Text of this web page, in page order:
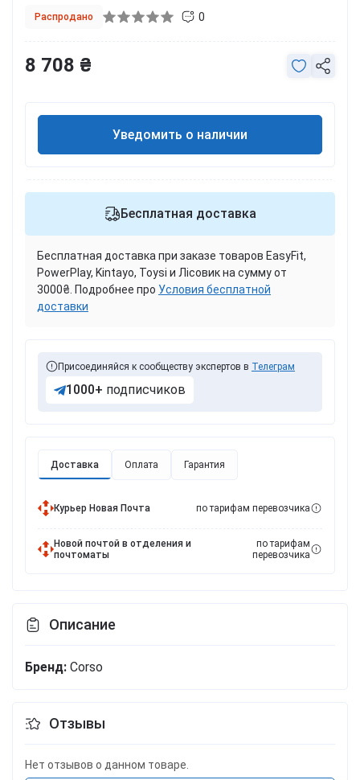
Распродано 0
Доставка Оплата Гарантия
Курьер Новая Почта по тарифам перевозчика
Новой почтой в отделения и
почтоматы
по тарифам
перевозчика
8 708 ₴
Уведомить о наличии
Бесплатная доставка
Бесплатная доставка при заказе товаров EasyFit,
PowerPlay, Kintayo, Toysi и Лісовик на сумму от
3000₴. Подробнее про Условия бесплатной
доставки
Присоединяйся к сообществу экспертов в Телеграм
1000+ подписчиков
Описание
Бренд: Corso
Отзывы
Нет отзывов о данном товаре.